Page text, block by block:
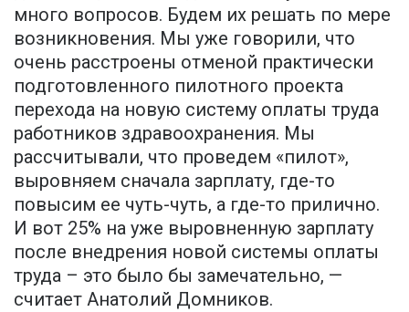
много вопросов. Будем их решать по мере
возникновения. Мы уже говорили, что
очень расстроены отменой практически
подготовленного пилотного проекта
перехода на новую систему оплаты труда
работников здравоохранения. Мы
рассчитывали, что проведем «пилот»,
выровняем сначала зарплату, где-то
повысим ее чуть-чуть, а где-то прилично.
И вот 25% на уже выровненную зарплату
после внедрения новой системы оплаты
труда – это было бы замечательно, —
считает Анатолий Домников.